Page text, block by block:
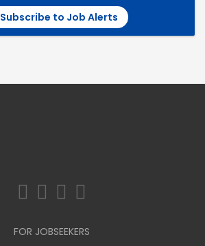
Subscribe to Job Alerts
FOR JOBSEEKERS